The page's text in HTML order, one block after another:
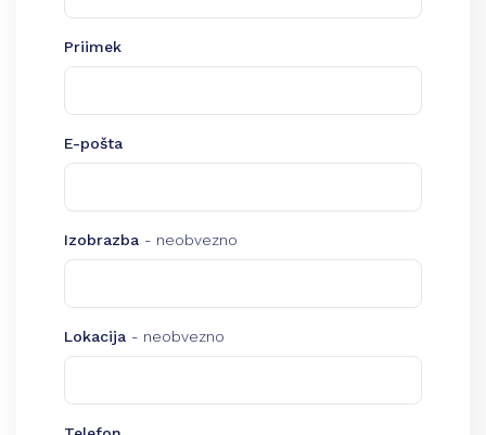
Priimek
E-pošta
Izobrazba - neobvezno
Lokacija - neobvezno